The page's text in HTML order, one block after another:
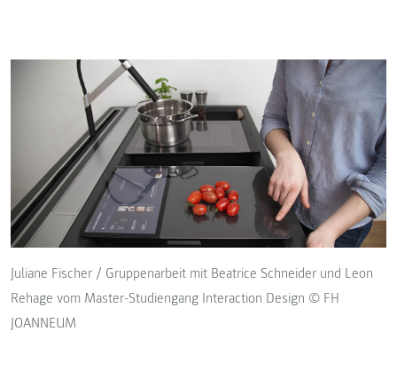
Juliane Fischer / Gruppenarbeit mit Beatrice Schneider und Leon
Rehage vom Master-Studiengang Interaction Design © FH
JOANNEUM